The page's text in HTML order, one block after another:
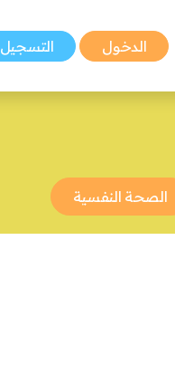
الدخول التسجيل
الصحة النفسية